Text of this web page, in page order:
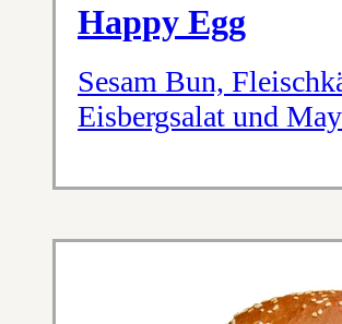
Happy Egg
Sesam Bun,
Eisbergsalat und